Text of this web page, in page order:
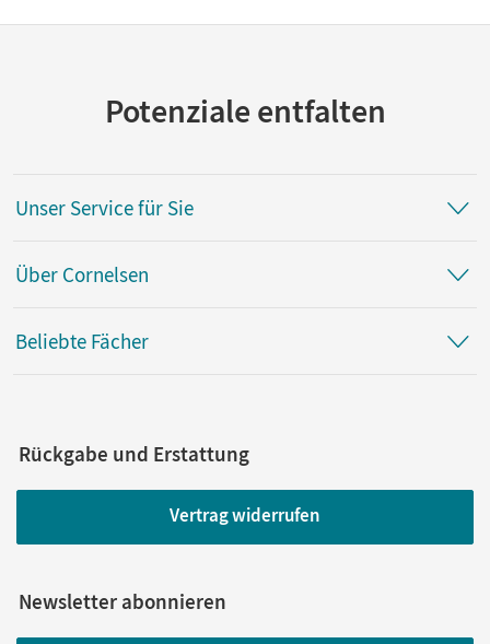
Potenziale entfalten
Unser Service für Sie
Über Cornelsen
Beliebte Fächer
Rückgabe und Erstattung
Vertrag widerrufen
Newsletter abonnieren